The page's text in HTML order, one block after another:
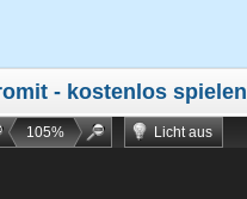
- kostenlos spielen
105% Licht aus